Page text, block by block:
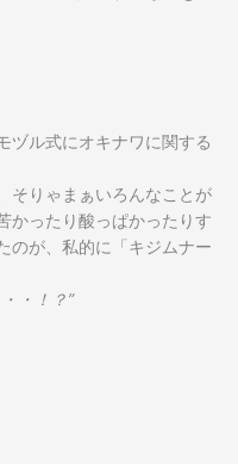
ヅル式にオキナワに関する
そりゃまぁいろんなことが
かったり酸っぱかったりす
のが、私的に「キジムナー
・！？”